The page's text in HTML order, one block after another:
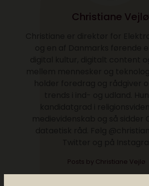
Christiane Vejlø
Posts by Christiane Vejlø